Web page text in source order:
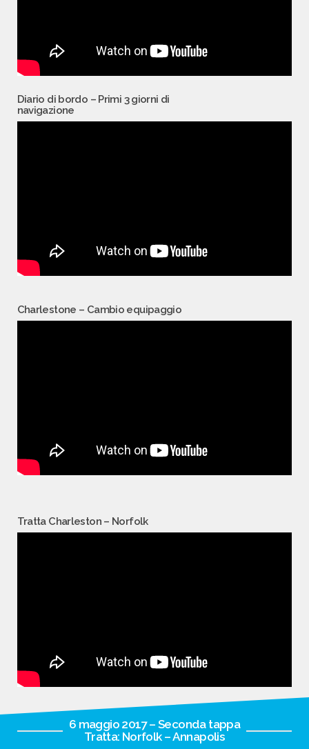
Diario di bordo – Primi 3 giorni di
navigazione
Charlestone – Cambio equipaggio
Tratta Charleston – Norfolk
6 maggio 2017 – Seconda tappa
Tratta: Norfolk – Annapolis